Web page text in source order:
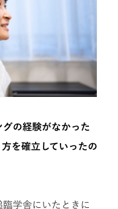
の経験がなかった
を確立していったの
学舎にいたときに